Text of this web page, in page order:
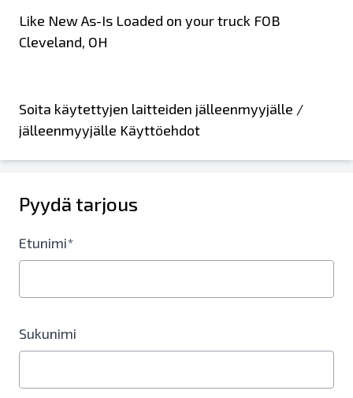
Like New As-Is Loaded on your truck FOB
Cleveland, OH
Soita käytettyjen laitteiden jälleenmyyjälle /
jälleenmyyjälle Käyttöehdot
Pyydä tarjous
Etunimi*
Sukunimi